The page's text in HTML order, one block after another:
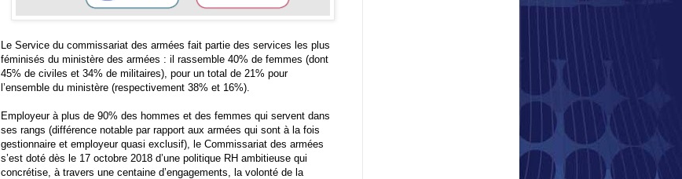
Le Service du commissariat des armées fait partie des services les plus
féminisés du ministère des armées : il rassemble 40% de femmes (dont
45% de civiles et 34% de militaires), pour un total de 21% pour
l’ensemble du ministère (respectivement 38% et 16%).
Employeur à plus de 90% des hommes et des femmes qui servent dans
ses rangs (différence notable par rapport aux armées qui sont à la fois
gestionnaire et employeur quasi exclusif), le Commissariat des armées
s’est doté dès le 17 octobre 2018 d’une politique RH ambitieuse qui
concrétise, à travers une centaine d’engagements, la volonté de la